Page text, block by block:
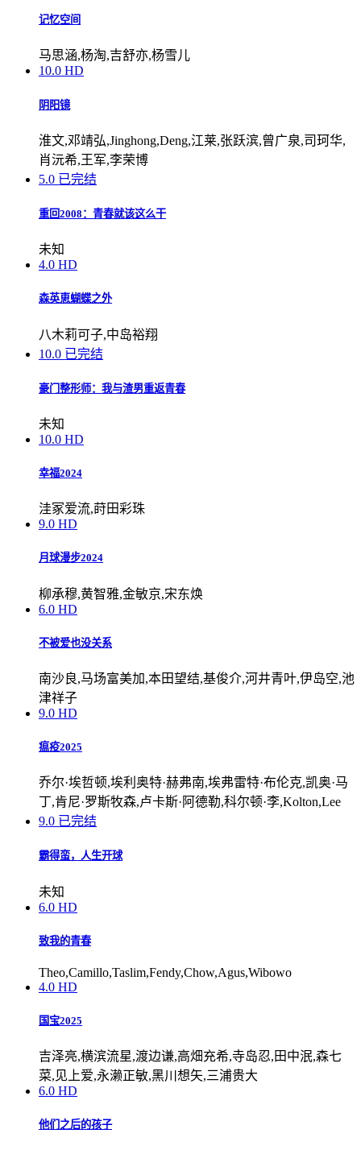
记忆空间
马思涵,杨淘,吉舒亦,杨雪儿
10.0 HD
阴阳镜
淮文,邓靖弘,Jinghong,Deng,江莱,张跃滨,曾广泉,司珂华,
肖沅希,王军,李荣博
5.0 已完结
重回2008：青春就该这么干
未知
4.0 HD
森英恵蝴蝶之外
八木莉可子,中岛裕翔
10.0 已完结
豪门整形师：我与渣男重返青春
未知
10.0 HD
幸福2024
洼冢爱流,莳田彩珠
9.0 HD
月球漫步2024
柳承穆,黄智雅,金敏京,宋东焕
6.0 HD
不被爱也没关系
南沙良,马场富美加,本田望结,基俊介,河井青叶,伊岛空,池
津祥子
9.0 HD
瘟疫2025
乔尔·埃哲顿,埃利奥特·赫弗南,埃弗雷特·布伦克,凯奥·马
丁,肯尼·罗斯牧森,卢卡斯·阿德勒,科尔顿·李,Kolton,Lee
9.0 已完结
霸得蛮，人生开球
未知
6.0 HD
致我的青春
Theo,Camillo,Taslim,Fendy,Chow,Agus,Wibowo
4.0 HD
国宝2025
吉泽亮,横滨流星,渡边谦,高畑充希,寺岛忍,田中泯,森七
菜,见上爱,永濑正敏,黑川想矢,三浦贵大
6.0 HD
他们之后的孩子